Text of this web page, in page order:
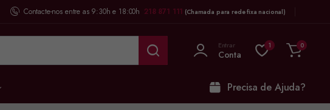
Contacte-nos entre as 9:30h e 18:00h 218 871 111 (Chamada para rede fixa nacional)
Entrar
Conta
1 0
Precisa de Ajuda?